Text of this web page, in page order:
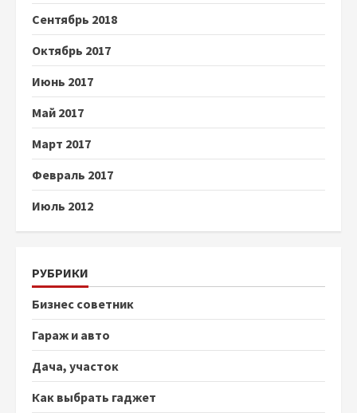
Сентябрь 2018
Октябрь 2017
Июнь 2017
Май 2017
Март 2017
Февраль 2017
Июль 2012
РУБРИКИ
Бизнес советник
Гараж и авто
Дача, участок
Как выбрать гаджет